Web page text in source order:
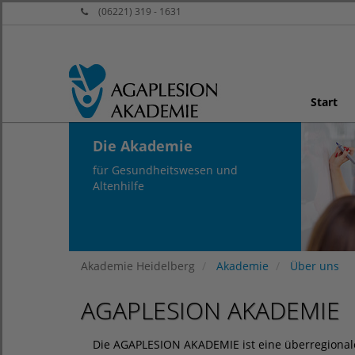
(06221) 319 - 1631
Start
Die Akademie
für Gesundheitswesen und
Altenhilfe
Akademie Heidelberg Akademie Über uns
AGAPLESION AKADEMIE
Die AGAPLESION AKADEMIE ist eine